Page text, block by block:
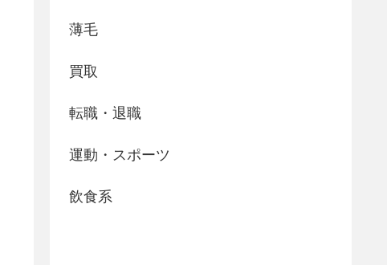
薄毛
買取
転職・退職
運動・スポーツ
飲食系